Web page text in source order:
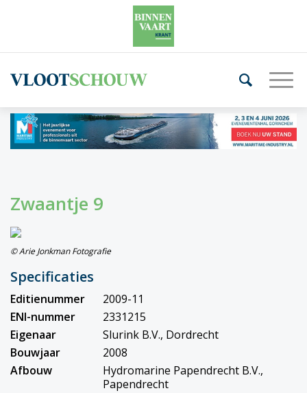
Zwaantje 9
© Arie Jonkman Fotografie
Specificaties
Editienummer
2009-11
ENI-nummer
2331215
Eigenaar
Slurink B.V., Dordrecht
Bouwjaar
2008
Afbouw
Hydromarine Papendrecht B.V.,
Papendrecht